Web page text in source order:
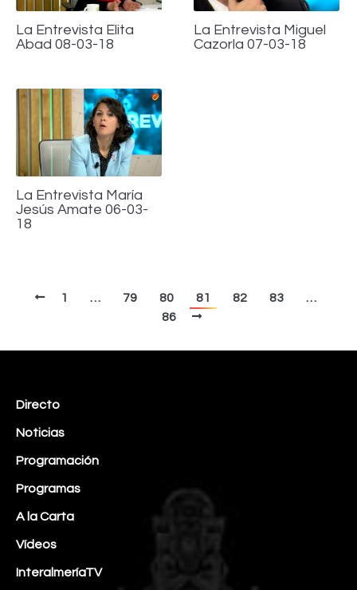
La Entrevista Elita
Abad 08-03-18
La Entrevista Miguel
Cazorla 07-03-18
La Entrevista María
Jesús Amate 06-03-
18
1 … 79 80 81 82 83
…
86
Directo
Noticias
Programación
Programas
A la Carta
Vídeos
InteralmeríaTV